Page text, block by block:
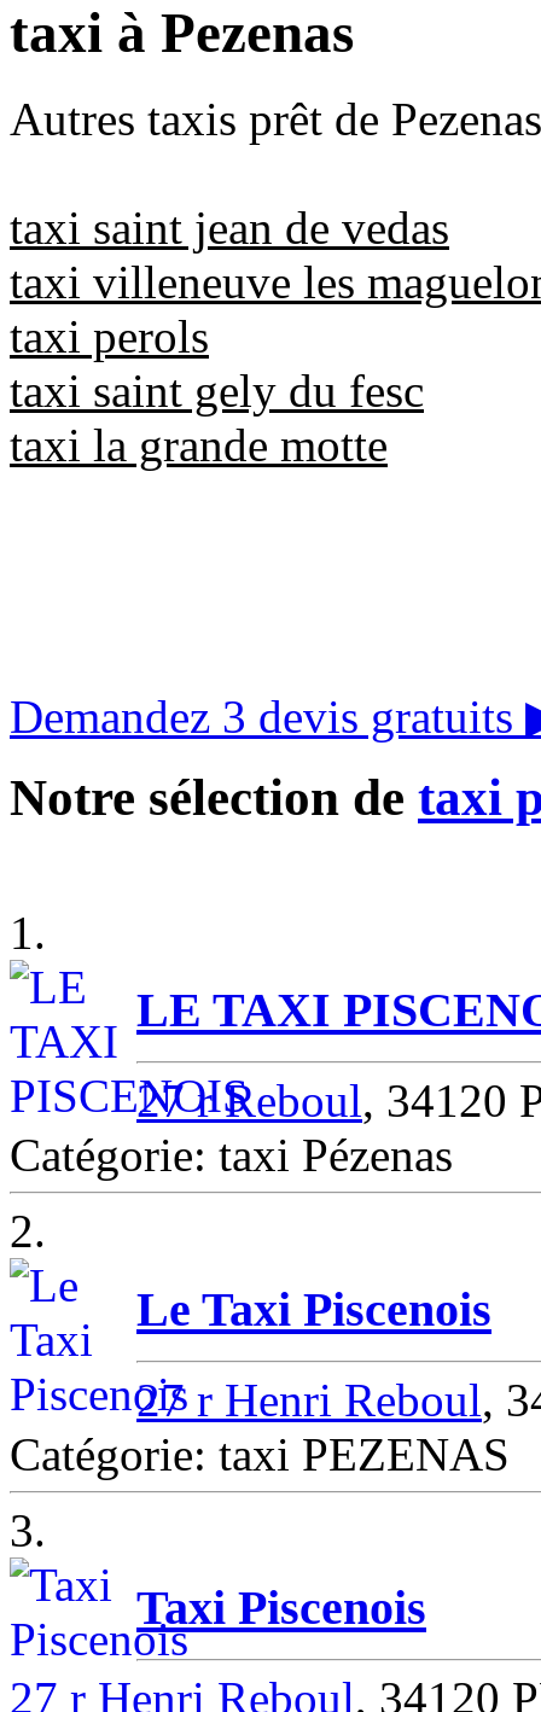
taxi à Pezenas
Autres taxis prêt de
taxi saint jean de vedas
taxi villeneuve les
taxi perols
taxi saint gely du fesc
taxi la grande motte
Demandez 3 devis gratuits
Notre sélection de taxi
1.
LE TAXI
27 r Reboul, 34120
Catégorie: taxi Pézenas
2.
Le Taxi Piscenois
27 r Henri Reboul,
Catégorie: taxi PEZENAS
3.
Taxi Piscenois
27 r Henri Reboul, 34120